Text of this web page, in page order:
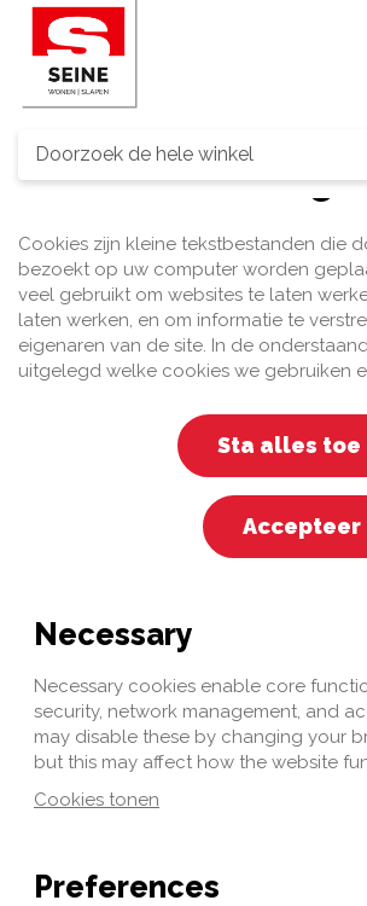
Cookie-
Cookies zijn kleine tekstbestanden die
bezoekt op uw computer worden
veel gebruikt om websites te laten
laten werken, en om informatie te
eigenaren van de site. In de
uitgelegd welke cookies we gebruiken
Sta alles toe
Accepteer
Necessary
Necessary cookies enable core
security, network management, and
may disable these by changing your
but this may affect how the website
Cookies tonen
Preferences